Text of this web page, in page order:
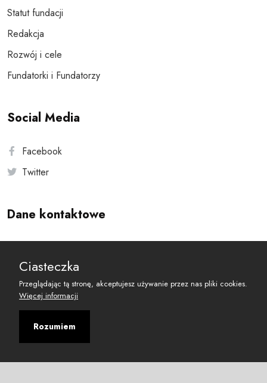
Statut fundacji
Redakcja
Rozwój i cele
Fundatorki i Fundatorzy
Social Media
Facebook
Twitter
Dane kontaktowe
reset@resetobywatelski.pl
Ciasteczka
Przeglądając tą stronę, akceptujesz używanie przez nas pliki cookies.
Więcej informacji
Rozumiem